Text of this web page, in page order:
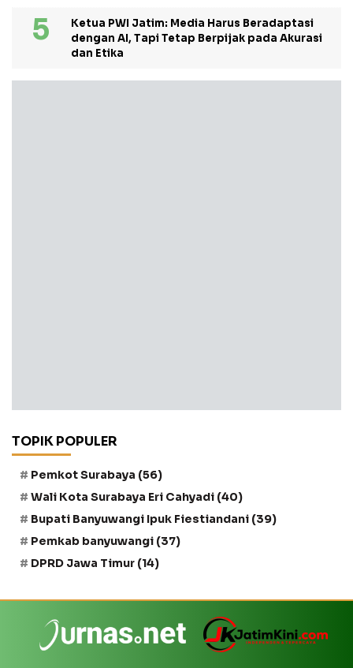
Ketua PWI Jatim: Media Harus Beradaptasi
dengan AI, Tapi Tetap Berpijak pada Akurasi
dan Etika
TOPIK POPULER
Pemkot Surabaya (56)
Wali Kota Surabaya Eri Cahyadi (40)
Bupati Banyuwangi Ipuk Fiestiandani (39)
Pemkab banyuwangi (37)
DPRD Jawa Timur (14)